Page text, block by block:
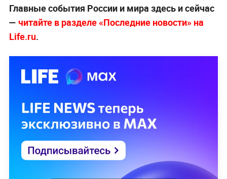
Главные события России и мира здесь и сейчас
— читайте в разделе «Последние новости» на
Life.ru.